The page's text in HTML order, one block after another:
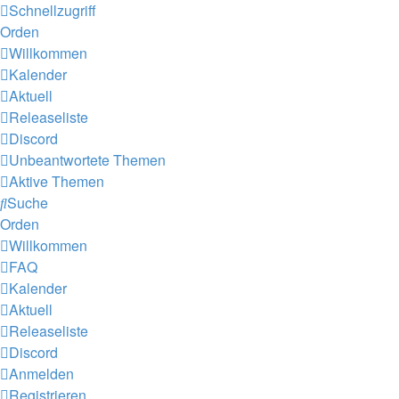
Schnellzugriff
Orden
Willkommen
Kalender
Aktuell
Releaseliste
Discord
Unbeantwortete Themen
Aktive Themen
Suche
Orden
Willkommen
FAQ
Kalender
Aktuell
Releaseliste
Discord
Anmelden